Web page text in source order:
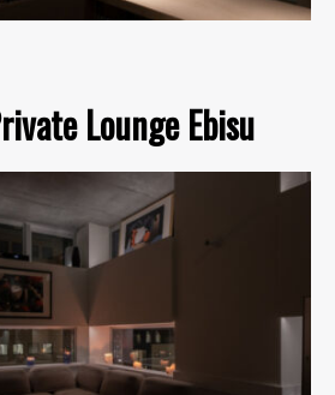
Lounge Ebisu